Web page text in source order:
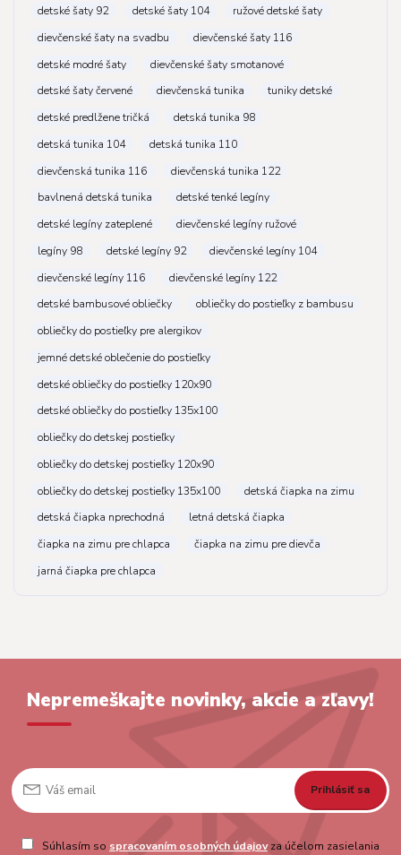
detské šaty 92
detské šaty 104
ružové detské šaty
dievčenské šaty na svadbu
dievčenské šaty 116
detské modré šaty
dievčenské šaty smotanové
detské šaty červené
dievčenská tunika
tuniky detské
detské predlžene tričká
detská tunika 98
detská tunika 104
detská tunika 110
dievčenská tunika 116
dievčenská tunika 122
bavlnená detská tunika
detské tenké legíny
detské legíny zateplené
dievčenské legíny ružové
legíny 98
detské legíny 92
dievčenské legíny 104
dievčenské legíny 116
dievčenské legíny 122
detské bambusové obliečky
obliečky do postieľky z bambusu
obliečky do postieľky pre alergikov
jemné detské oblečenie do postieľky
detské obliečky do postieľky 120x90
detské obliečky do postieľky 135x100
obliečky do detskej postieľky
obliečky do detskej postieľky 120x90
obliečky do detskej postieľky 135x100
detská čiapka na zimu
detská čiapka nprechodná
letná detská čiapka
čiapka na zimu pre chlapca
čiapka na zimu pre dievča
jarná čiapka pre chlapca
Nepremeškajte novinky, akcie a zľavy!
Prihlásiť sa
Súhlasím so spracovaním osobných údajovza účelom zasielania